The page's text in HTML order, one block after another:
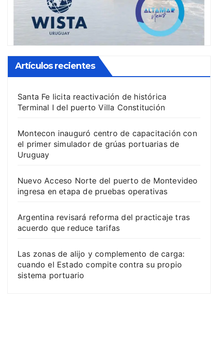
Artículos recientes
Santa Fe licita reactivación de histórica
Terminal I del puerto Villa Constitución
Montecon inauguró centro de capacitación con
el primer simulador de grúas portuarias de
Uruguay
Nuevo Acceso Norte del puerto de Montevideo
ingresa en etapa de pruebas operativas
Argentina revisará reforma del practicaje tras
acuerdo que reduce tarifas
Las zonas de alijo y complemento de carga:
cuando el Estado compite contra su propio
sistema portuario